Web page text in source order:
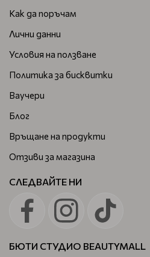
Как да поръчам
Лични данни
Условия на ползване
Политика за бисквитки
Ваучери
Блог
Връщане на продукти
Отзиви за магазина
СЛЕДВАЙТЕ НИ
БЮТИ СТУДИО BEAUTYMALL